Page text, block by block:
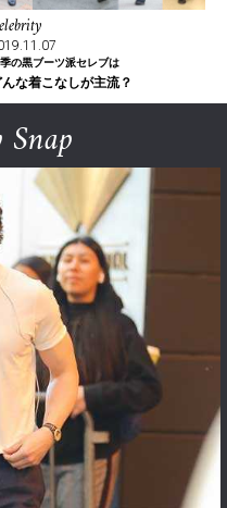
の黒ブーツ派セレブは
んな着こなしが主流？